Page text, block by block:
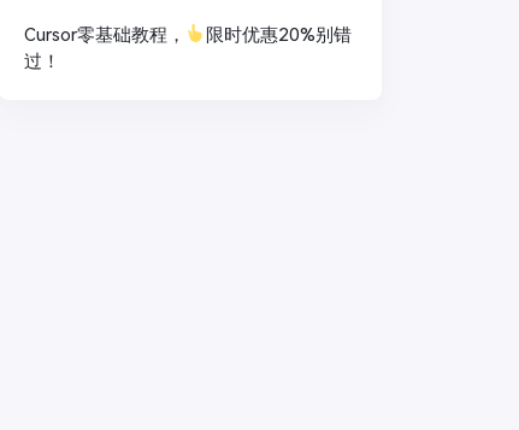
Cursor零基础教程，
限时优惠20%别错
过！